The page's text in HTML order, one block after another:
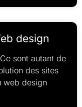
design
sont autant de
des sites
web design